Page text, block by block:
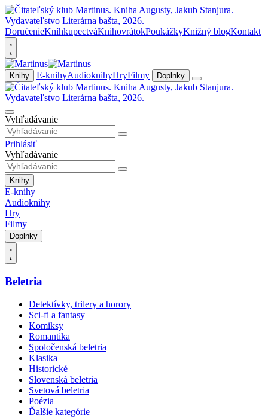
DoručenieKníhkupectváKnihovrátokPoukážkyKnižný blogKontakt
Knihy E-knihyAudioknihyHryFilmy Doplnky
Vyhľadávanie
Prihlásiť
Vyhľadávanie
Knihy
E-knihy
Audioknihy
Hry
Filmy
Doplnky
Beletria
Detektívky, trilery a horory
Sci-fi a fantasy
Komiksy
Romantika
Spoločenská beletria
Klasika
Historické
Slovenská beletria
Svetová beletria
Poézia
Ďalšie kategórie